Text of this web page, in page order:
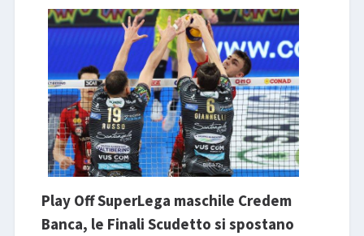
Play Off SuperLega maschile Credem
Banca, le Finali Scudetto si spostano